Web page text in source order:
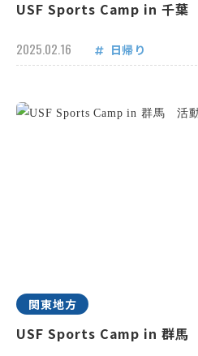
USF Sports Camp in 千葉
2025.02.16 日帰り
関東地方
USF Sports Camp in 群馬